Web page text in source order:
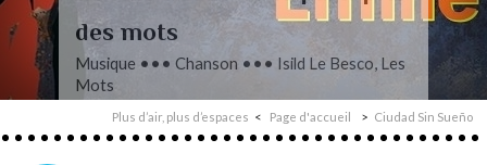
L’autre Mendelssohn
Musique ••• Classique ••• Fanny
Mendelssohn, Das Jahr
Plus d’air, plus d’espaces Page d'accueil Ciudad Sin Sueño